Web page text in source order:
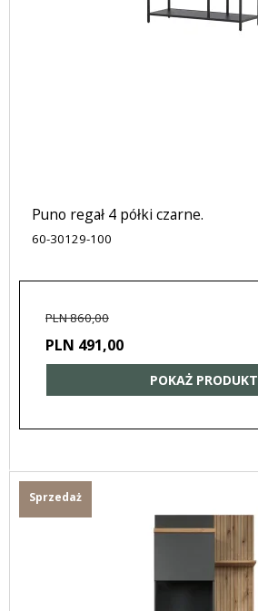
Puno regał 4 półki czarne.
60-30129-100
PLN 860,00
PLN 491,00
POKAŻ PRODUKT
Sprzedaż